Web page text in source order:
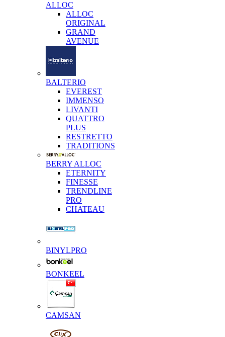
ALLOC
ALLOC
ORIGINAL
GRAND
AVENUE
BALTERIO
EVEREST
IMMENSO
LIVANTI
QUATTRO
PLUS
RESTRETTO
TRADITIONS
BERRY ALLOC
ETERNITY
FINESSE
TRENDLINE
PRO
CHATEAU
BINYLPRO
BONKEEL
CAMSAN